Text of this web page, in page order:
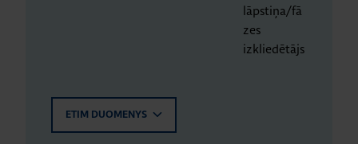
lāpstiņa/fā
zes
izkliedētājs
ETIM DUOMENYS